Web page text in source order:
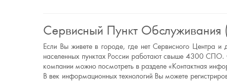
Сервисный Пункт
Если Вы живете в городе, где нет Сервисного
населенных пунктах России работают свыше 4300
компании можно посмотреть в разделе «Контактная
В век информационных технологий Вы можете